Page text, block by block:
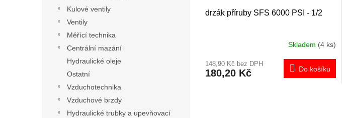
Kulové ventily
Ventily
Měřící technika
Centrální mazání
Hydraulické oleje
Ostatní
Vzduchotechnika
Vzduchové brzdy
Hydraulické trubky a upevňovací
drzák příruby SFS 6000 PSI - 1/2
Skladem (4 ks)
148,90 Kč bez DPH
180,20 Kč Do košíku